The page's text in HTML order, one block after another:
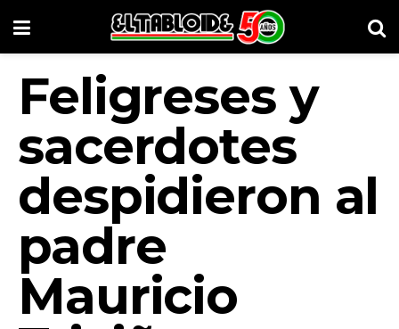
Feligreses y
sacerdotes
despidieron al
padre
Mauricio